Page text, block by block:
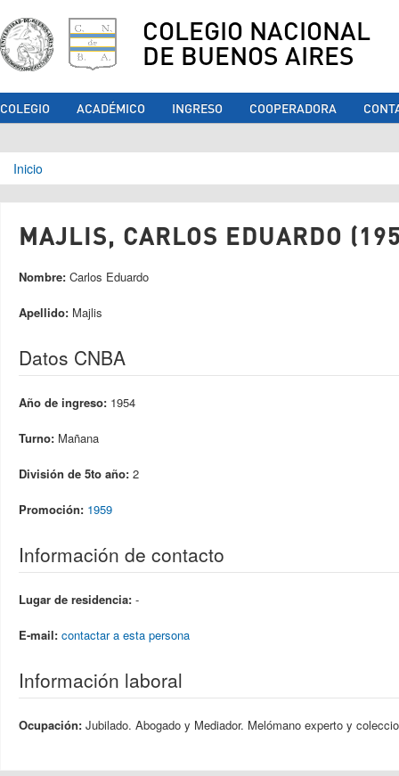
COLEGIO NACIONAL
DE BUENOS AIRES
COLEGIO ACADÉMICO INGRESO COOPERADORA
Se encuentra usted aquí
Inicio
MAJLIS, CARLOS EDUARDO
Nombre: Carlos Eduardo
Apellido: Majlis
Datos CNBA
Año de ingreso: 1954
Turno: Mañana
División de 5to año: 2
Promoción: 1959
Información de contacto
Lugar de residencia: -
E-mail: contactar a esta persona
Información laboral
Ocupación: Jubilado. Abogado y Mediador. Melómano experto y